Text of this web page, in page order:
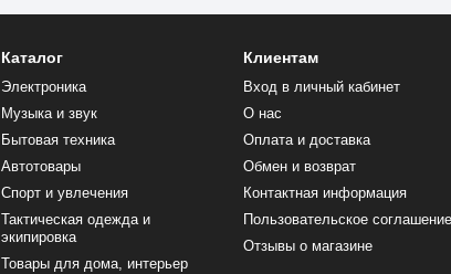
Каталог
Электроника
Музыка и звук
Бытовая техника
Автотовары
Спорт и увлечения
Тактическая одежда и
экипировка
Товары для дома, интерьер
Клиентам
Вход в личный кабинет
О нас
Оплата и доставка
Обмен и возврат
Контактная информация
Пользовательское соглашение
Отзывы о магазине